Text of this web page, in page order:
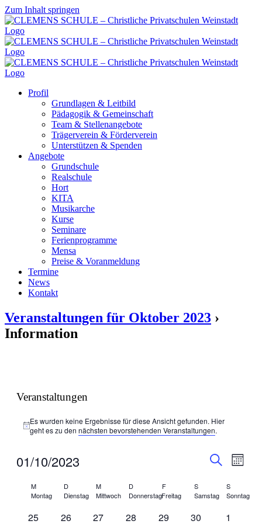
Zum Inhalt springen
Profil
Grundlagen & Leitbild
Pädagogik & Gemeinschaft
Team & Stellenangebote
Trägerverein & Förderverein
Unterstützen & Spenden
Angebote
Grundschule
Realschule
Hort
KITA
Musikarche
Kurse
Seminare
Ferienprogramme
Mensa
Preise & Voranmeldung
Termine
News
Kontakt
Veranstaltungen für Oktober 2023 ›
Information
Veranstaltungen
Hinweis
Es wurden keine Ergebnisse für diese Ansicht gefunden. Hier
geht es zu dennächsten bevorstehenden Veranstaltungen.
und
Monat
01/10/2023
wählen.
Kalender
von
Veranstaltungen
M
Montag
D
Dienstag
M
Mittwoch
D
Donnerstag
F
Freitag
S
Samstag
S
Sonntag
0
25
0
26
0
27
0
28
0
29
0
30
0
1